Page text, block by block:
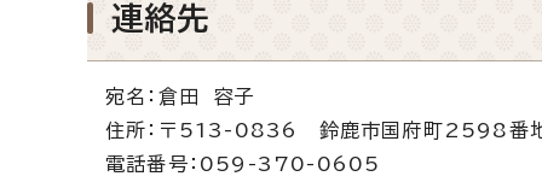
連絡先
宛名：倉田 容子
住所：〒513-0836 鈴鹿市国府町2598番
電話番号：059-370-0605